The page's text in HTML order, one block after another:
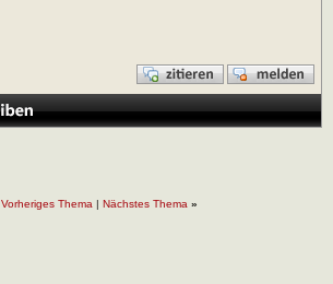
Vorheriges Thema | Nächstes Thema »